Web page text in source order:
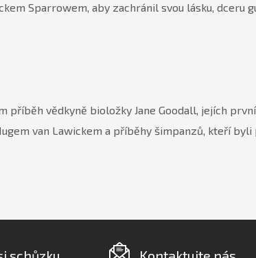
Sparrowem, aby zachránil svou lásku, dceru
vědkyně bioložky Jane Goodall, jejích
van Lawickem a příběhy šimpanzů, kteří